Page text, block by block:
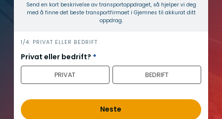
Send en kort beskrivelse av transport­oppdraget, så hjelper vi deg
med å finne det beste transport­firmaet i Gjemnes til akkurat ditt
oppdrag.
h
e
r
1/4: PRIVAT ELLER BEDRIFT
Privat eller bedrift? *
PRIVAT BEDRIFT
Neste